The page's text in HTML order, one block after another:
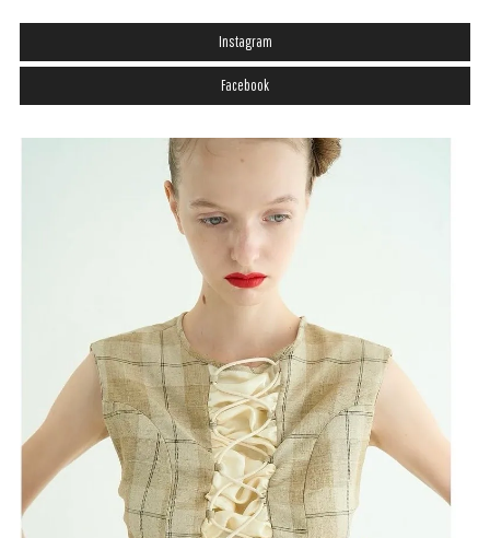
Instagram
Facebook